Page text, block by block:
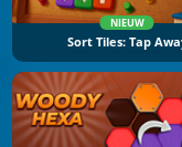
NIEUW
Sort Tiles: Tap